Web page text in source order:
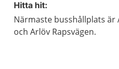
Hitta hit:
Närmaste busshållplats är
och Arlöv Rapsvägen.